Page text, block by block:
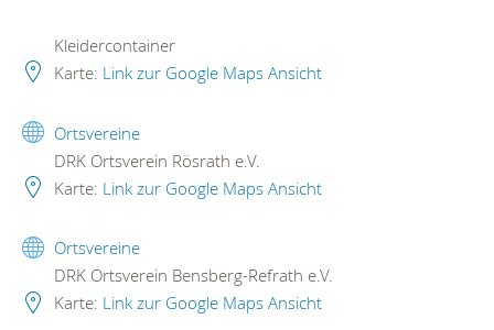
Kleidercontainer
Karte: Link zur Google Maps Ansicht
Ortsvereine
DRK Ortsverein Rösrath e.V.
Karte: Link zur Google Maps Ansicht
Ortsvereine
DRK Ortsverein Bensberg-Refrath e.V.
Karte: Link zur Google Maps Ansicht